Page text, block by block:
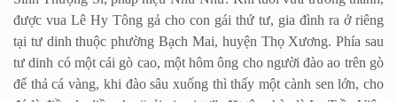
được vua Lê Hy Tông gả cho con gái thứ tư, gia đình ra ở riêng
tại tư dinh thuộc phường Bạch Mai, huyện Thọ Xương. Phía sau
tư dinh có một cái gò cao, một hôm ông cho người đào ao trên gò
để thả cá vàng, khi đào sâu xuống thì thấy một cành sen lớn, cho